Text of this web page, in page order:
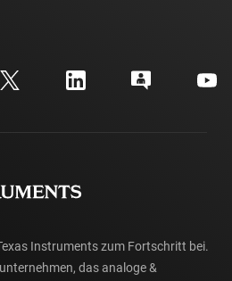
Bestellungen
Instruments zum Fortschritt bei.
das analoge &